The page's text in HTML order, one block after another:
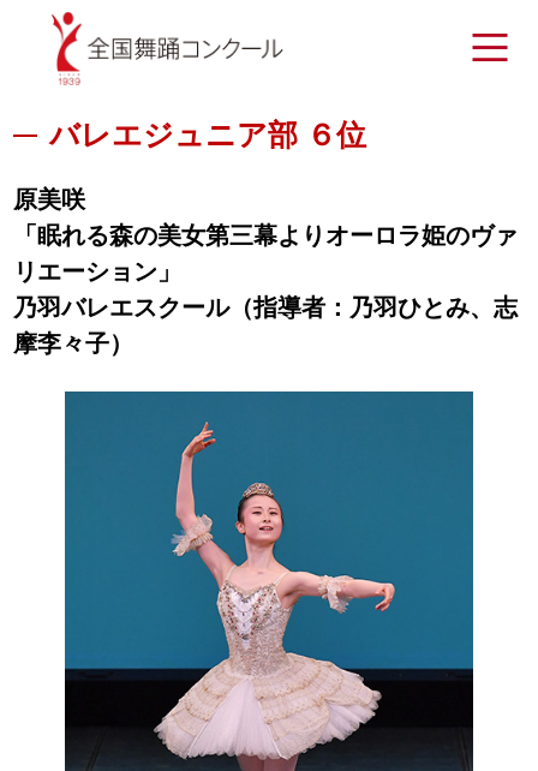
バレエジュニア部 ６位
原美咲
「眠れる森の美女第三幕よりオーロラ姫のヴァ
リエーション」
乃羽バレエスクール（指導者：乃羽ひとみ、志
摩李々子）